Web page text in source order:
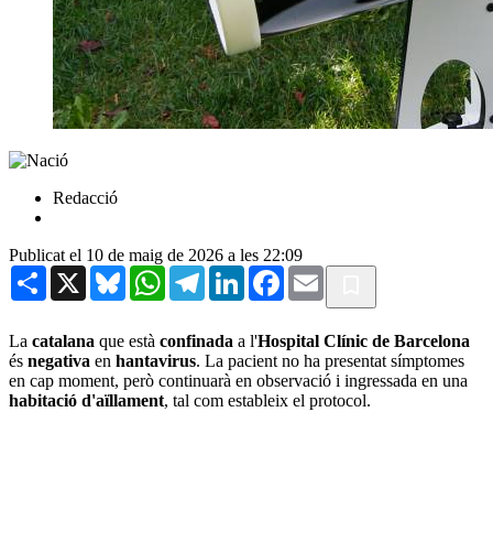
Redacció
Publicat el 10 de maig de 2026 a les 22:09
Share X BlueskyWhatsAppTelegramLinkedInFacebook
Email
La catalana que està confinada a l'Hospital Clínic de Barcelona
és negativa en hantavirus. La pacient no ha presentat símptomes
en cap moment, però continuarà en observació i ingressada en una
habitació d'aïllament, tal com estableix el protocol.